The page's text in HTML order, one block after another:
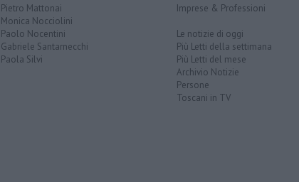
Pietro Mattonai
Monica Nocciolini
Paolo Nocentini
Gabriele Santarnecchi
Paola Silvi
Imprese & Professioni
Le notizie di oggi
Più Letti della settimana
Più Letti del mese
Archivio Notizie
Persone
Toscani in TV